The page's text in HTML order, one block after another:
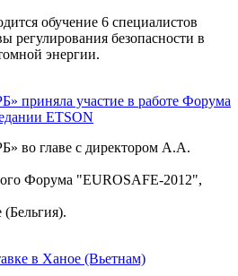
обучение 6 специалистов
регулирования безопасности в
энергии.
приняла участие в работе Форума
ETSON
во главе с директором А.А.
Форума "EUROSAFE-2012",
(Бельгия).
в Ханое (Вьетнам)